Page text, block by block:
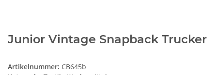
Junior Vintage Snapback Trucker
Artikelnummer: CB645b